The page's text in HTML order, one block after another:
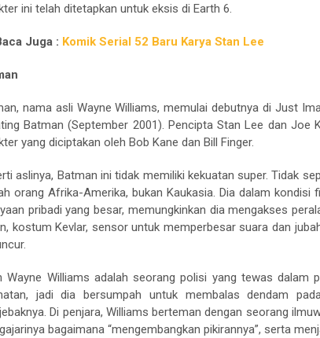
ini telah ditetapkan untuk eksis di Earth 6.
Juga : Komik Serial 52 Baru Karya Stan Lee
nama asli Wayne Williams, memulai debutnya di Just
Batman (September 2001). Pencipta Stan Lee dan Joe
yang diciptakan oleh Bob Kane dan Bill Finger.
aslinya, Batman ini tidak memiliki kekuatan super. Tidak
orang Afrika-Amerika, bukan Kaukasia. Dia dalam kondisi
pribadi yang besar, memungkinkan dia mengakses
kostum Kevlar, sensor untuk memperbesar suara dan
Wayne Williams adalah seorang polisi yang tewas dalam
jadi dia bersumpah untuk membalas dendam
Di penjara, Williams berteman dengan seorang
bagaimana “mengembangkan pikirannya”, serta